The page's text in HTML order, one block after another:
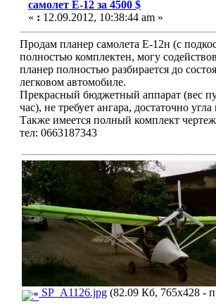
самолет Е-12 за 4500 $
« : 12.09.2012, 10:38:44 am »
Продам планер самолета Е-12н (с
полностью комплектен, могу
планер полностью разбирается до
легковом автомобиле.
Прекрасный бюджетный аппарат (вес
час), не требует ангара, достаточно
Также имеется полный комплект
тел: 0663187343
SP_A1126.jpg (82.09 Кб, 765x428 -